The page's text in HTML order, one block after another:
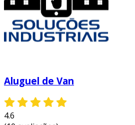
Aluguel de Van
4.6